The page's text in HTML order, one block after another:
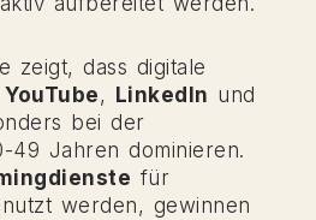
zeigt, dass digitale
YouTube, LinkedIn und
bei der
49 Jahren dominieren.
für
werden, gewinnen